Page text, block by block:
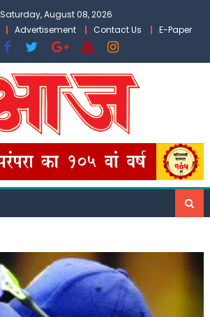
Saturday, August 08, 2026
Advertisement Contact Us E-Paper